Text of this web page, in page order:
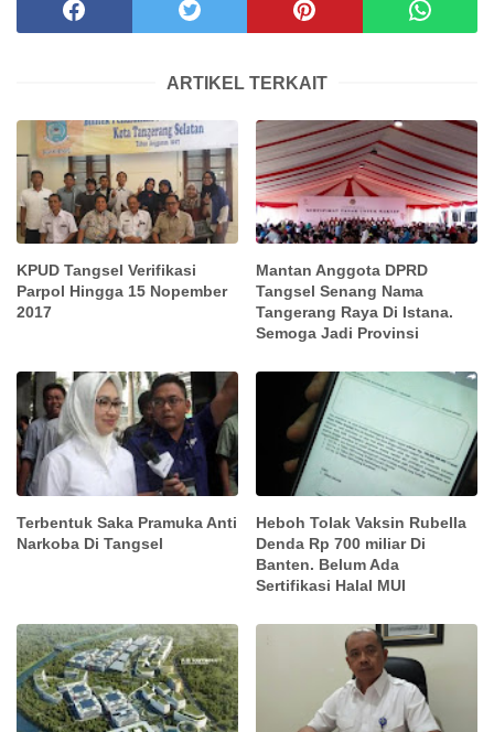
ARTIKEL TERKAIT
KPUD Tangsel Verifikasi
Parpol Hingga 15 Nopember
2017
Mantan Anggota DPRD
Tangsel Senang Nama
Tangerang Raya Di Istana.
Semoga Jadi Provinsi
Terbentuk Saka Pramuka Anti
Narkoba Di Tangsel
Heboh Tolak Vaksin Rubella
Denda Rp 700 miliar Di
Banten. Belum Ada
Sertifikasi Halal MUI